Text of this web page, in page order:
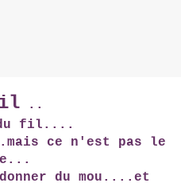
..
du fil....
ce n'est pas le
du mou....et